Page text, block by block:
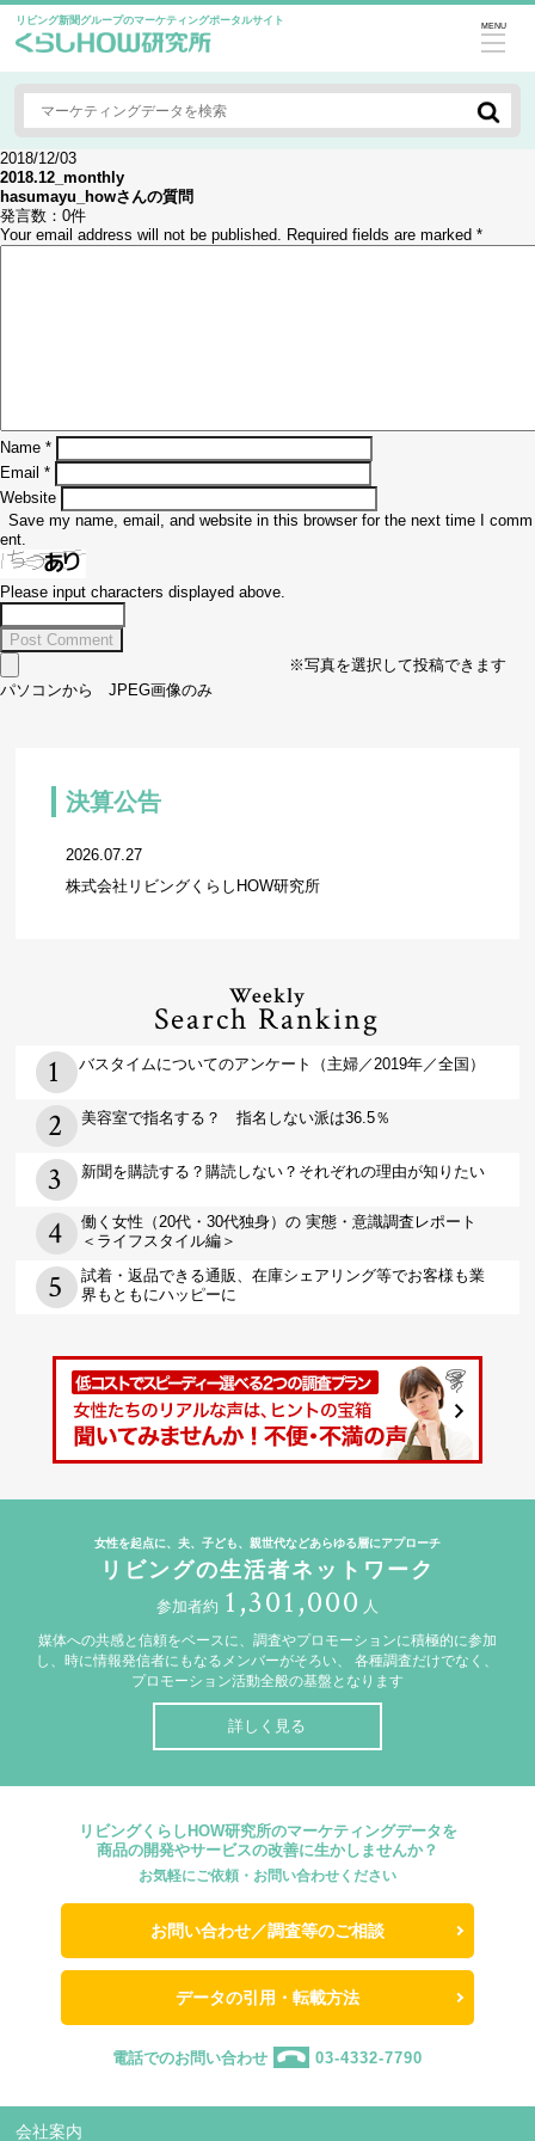
リビング新聞グループのマーケティングポータルサイト MENU
2018/12/03
2018.12_monthly
hasumayu_howさんの質問
発言数： 0件
Your email address will not be published. Required fields are marked *
Name *
Email *
Website
Save my name, email, and website in this browser for the next time I comm
ent.
Please input characters displayed above.
※写真を選択して投稿できます
パソコンから JPEG画像のみ
決算公告
2026.07.27
株式会社リビングくらしHOW研究所
Weekly
Search Ranking
バスタイムについてのアンケート（主婦／2019年／全国）
美容室で指名する？ 指名しない派は36.5％
新聞を購読する？購読しない？それぞれの理由が知りたい
働く女性（20代・30代独身）の 実態・意識調査レポート
＜ライフスタイル編＞
試着・返品できる通販、在庫シェアリング等でお客様も業
界もともにハッピーに
女性を起点に、夫、子ども、親世代などあらゆる層にアプローチ
リビングの生活者ネットワーク
参加者約 1,301,000 人
媒体への共感と信頼をベースに、調査やプロモーションに積極的に参加
し、時に情報発信者にもなるメンバーがそろい、
各種調査だけでなく、
プロモーション活動全般の基盤となります
詳しく見る
リビングくらしHOW研究所のマーケティングデータを
商品の開発やサービスの改善に生かしませんか？
お気軽にご依頼・お問い合わせください
お問い合わせ／調査等のご相談
データの引用・転載方法
電話でのお問い合わせ 03-4332-7790
会社案内